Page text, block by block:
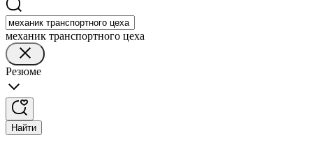
механик транспортного цеха
Резюме
Найти